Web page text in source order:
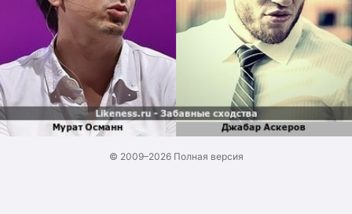
© 2009–2026 Полная версия